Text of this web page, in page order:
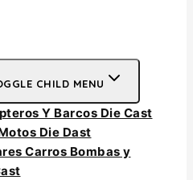
CHILD MENU
Y Barcos Die Cast
Die Dast
Carros Bombas y